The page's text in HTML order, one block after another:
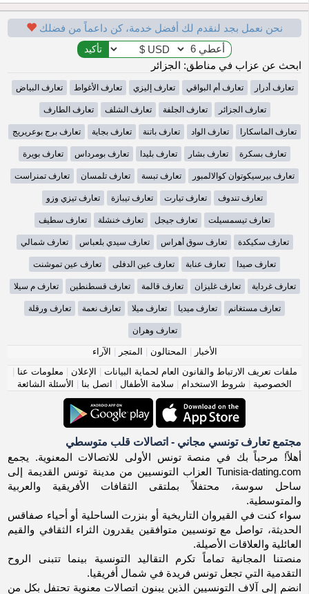
نحن نعمل بجد لنقدم لك أفضل خدمة، كن داعماً من فضلك
ابحث عن عزاب في مناطق: الجزائر
تعارف أدرار تعارف أم البواقي تعارف إليزي تعارف الأغواط تعارف البياض
تعارف الجزائر تعارف الجلفة تعارف الشلف تعارف الطارف
تعارف الماسكارا تعارف الواد تعارف باتنة تعارف بجاية تعارف برج بوعريريج
تعارف بسكرة تعارف بشار تعارف بليدا تعارف بومرداس تعارف بويرة
تعارف بيرسيكوتوان كوالالمبور تعارف تبسة تعارف تلمسان تعارف تمنراست
تعارف تندوف تعارف تيارت تعارف تيبازة تعارف تيزي وزو
تعارف تيسمسيلت تعارف جيجل تعارف خنشلة تعارف سطيف
تعارف سكيكدة تعارف سوق أهراس تعارف سيدي بلعباس تعارف شمالي
تعارف صيدا تعارف عنابة تعارف عين الدفلى تعارف عين تموشنت
تعارف غرداية تعارف غليزان تعارف قالمة تعارف قسطنطين تعارف م سيلا
تعارف مستغانم تعارف ميديا تعارف ميلا تعارف نعمة تعارف ورقلة
تعارف وهران
الأخبار | المحتالون | المتجر | الآراء
ملفات تعريف الارتباط والقانون العام لحماية البيانات | الإعلان | معلومات عنا |
الخصوصية | شروط الاستخدام | سلامة الأطفال | اتصل بنا | الأسئلة الشائعة
مجتمع تعارف تونسي مجاني - اتصالات قلب متوسطي
أهلاً! مرحباً بك في منصة تونس الأولى للاتصالات المعنوية. يجمع
Tunisia-dating.com العزاب التونسيين من مدينة تونس القديمة إلى
ساحل سوسة، محتفلاً بملتقى الثقافات الأفريقية والعربية
والمتوسطية.
سواء كنت في القيروان التاريخية أو بنزرت الساحلية أو أحياء صفاقس
الحديثة، تواصل مع تونسيين متوافقين يقدرون الثراء الثقافي والقيم
العائلية والعلاقات الأصيلة.
منصتنا المجانية تماماً تكرم التقاليد التونسية بينما تتبنى الروح
التقدمية التي تجعل تونس فريدة في شمال أفريقيا.
انضم إلى آلاف التونسيين الذين يبنون اتصالات معنوية تحتفل بكل من